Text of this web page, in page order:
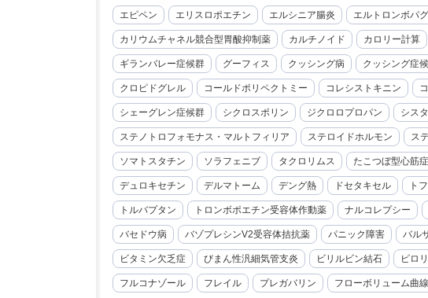
エピペン エリスロポエチン エルシニア腸炎 エルトロンボパグ
カリウムチャネル競合型胃酸抑制薬 カルチノイド カロリー計算
ギランバレー症候群 グーフィス クッシング病 クッシング症
クロピドグレル コールドポリペクトミー コレシストキニン
シェーグレン症候群 シクロスポリン ジクロロプロパン シス
ステノトロフォモナス・マルトフィリア ステロイドホルモン ス
ソマトスタチン ソラフェニブ タクロリムス たこつぼ型心筋症
デュロキセチン デルマトーム デング熱 ドセタキセル ト
トルバプタン トロンボポエチン受容体作動薬 ナルコレプシー
バセドウ病 バゾプレシンV2受容体拮抗薬 パニック障害 バル
ビタミン欠乏症 びまん性汎細気管支炎 ビリルビン結石 ピロリ
フルコナゾール フレイル プレガバリン フローボリューム曲線